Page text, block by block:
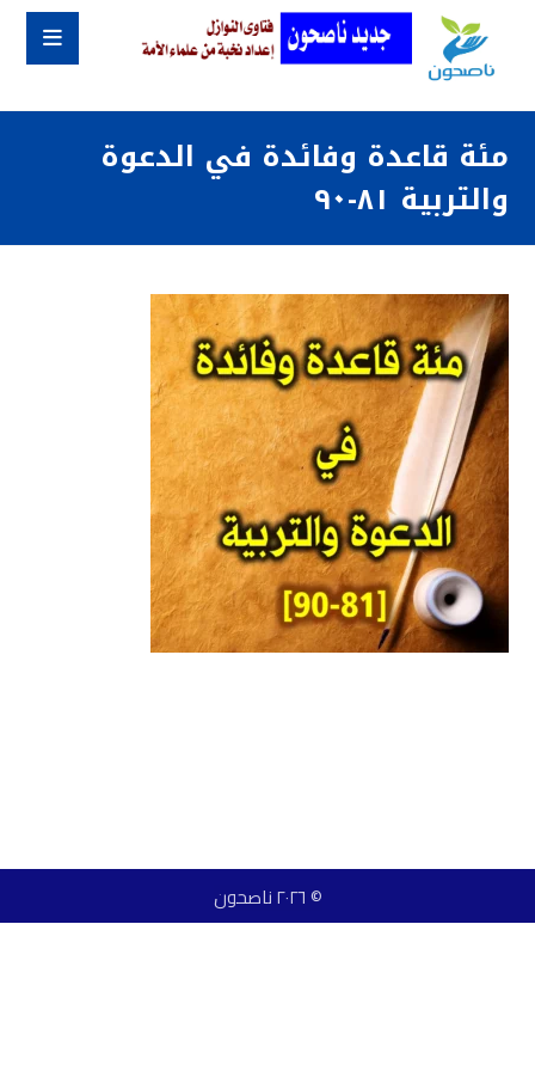
مئة قاعدة وفائدة في الدعوة
والتربية ٨١-٩٠
© ٢٠٢٦ ناصحون